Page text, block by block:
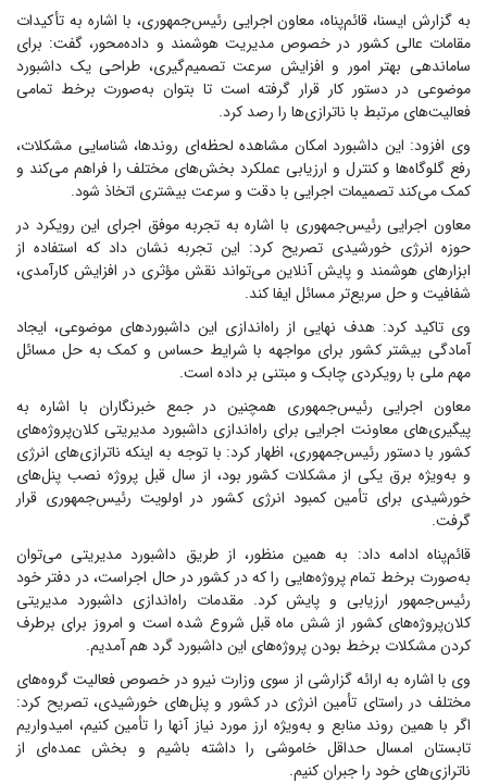
به گزارش ایسنا، قائم‌پناه، معاون اجرایی رئیس‌جمهوری، با اشاره به تأکیدات
مقامات عالی کشور در خصوص مدیریت هوشمند و داده‌محور، گفت: برای
ساماندهی بهتر امور و افزایش سرعت تصمیم‌گیری، طراحی یک داشبورد
موضوعی در دستور کار قرار گرفته است تا بتوان به‌صورت برخط تمامی
فعالیت‌های مرتبط با ناترازی‌ها را رصد کرد.
وی افزود: این داشبورد امکان مشاهده لحظه‌ای روندها، شناسایی مشکلات،
رفع گلوگاه‌ها و کنترل و ارزیابی عملکرد بخش‌های مختلف را فراهم می‌کند و
کمک می‌کند تصمیمات اجرایی با دقت و سرعت بیشتری اتخاذ شود.
معاون اجرایی رئیس‌جمهوری با اشاره به تجربه موفق اجرای این رویکرد در
حوزه انرژی خورشیدی تصریح کرد: این تجربه نشان داد که استفاده از
ابزار‌های هوشمند و پایش آنلاین می‌تواند نقش مؤثری در افزایش کارآمدی،
شفافیت و حل سریع‌تر مسائل ایفا کند.
وی تاکید کرد: هدف نهایی از راه‌اندازی این داشبورد‌های موضوعی، ایجاد
آمادگی بیشتر کشور برای مواجهه با شرایط حساس و کمک به حل مسائل
مهم ملی با رویکردی چابک و مبتنی بر داده است.
معاون اجرایی رئیس‌جمهوری همچنین در جمع خبرنگاران با اشاره به
پیگیری‌های معاونت اجرایی برای راه‌اندازی داشبورد مدیریتی کلان‌پروژه‌های
کشور با دستور رئیس‌جمهوری، اظهار کرد: با توجه به اینکه ناترازی‌های انرژی
و به‌ویژه برق یکی از مشکلات کشور بود، از سال قبل پروژه نصب پنل‌های
خورشیدی برای تأمین کمبود انرژی کشور در اولویت رئیس‌جمهوری قرار
گرفت.
قائم‌پناه ادامه داد: به همین منظور، از طریق داشبورد مدیریتی می‌توان
به‌صورت برخط تمام پروژه‌هایی را که در کشور در حال اجراست، در دفتر خود
رئیس‌جمهور ارزیابی و پایش کرد. مقدمات راه‌اندازی داشبورد مدیریتی
کلان‌پروژه‌های کشور از شش ماه قبل شروع شده است و امروز برای برطرف
کردن مشکلات برخط بودن پروژه‌های این داشبورد گرد هم آمدیم.
وی با اشاره به ارائه گزارشی از سوی وزارت نیرو در خصوص فعالیت گروه‌های
مختلف در راستای تأمین انرژی در کشور و پنل‌های خورشیدی، تصریح کرد:
اگر با همین روند منابع و به‌ویژه ارز مورد نیاز آنها را تأمین کنیم، امیدواریم
تابستان امسال حداقل خاموشی را داشته باشیم و بخش عمده‌ای از
ناترازی‌های خود را جبران کنیم.